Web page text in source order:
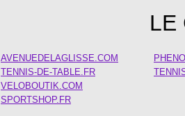
LE
AVENUEDELAGLISSE.COM
TENNIS-DE-TABLE.FR
VELOBOUTIK.COM
SPORTSHOP.FR